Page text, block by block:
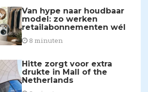
Van hype naar houdbaar
model: zo werken
retailabonnementen wél
8 minuten
Hitte zorgt voor extra
drukte in Mall of the
Netherlands